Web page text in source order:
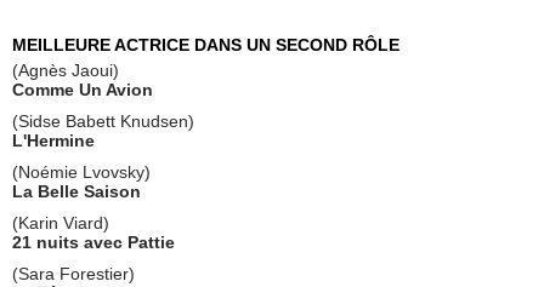
MEILLEURE ACTRICE DANS UN SECOND RÔLE
(Agnès Jaoui)
Comme Un Avion
(Sidse Babett Knudsen)
L'Hermine
(Noémie Lvovsky)
La Belle Saison
(Karin Viard)
21 nuits avec Pattie
(Sara Forestier)